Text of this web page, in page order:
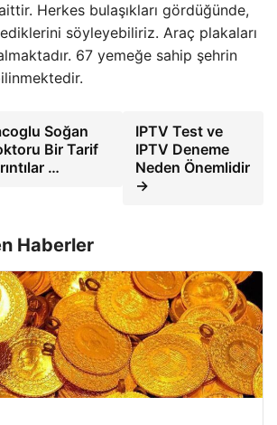
Herkes bulaşıkları gördüğünde,
söyleyebiliriz. Araç plakaları
67 yemeğe sahip şehrin
Soğan
Bir Tarif
…
IPTV Test ve
IPTV Deneme
Neden Önemlidir
→
Haberler